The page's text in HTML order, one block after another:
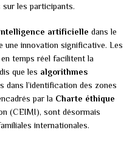
sur les participants.
artificielle dans le
une innovation significative. Les
en temps réel facilitent la
que les algorithmes
dans l’identification des zones
par la Charte éthique
(CEIMI), sont désormais
internationales.